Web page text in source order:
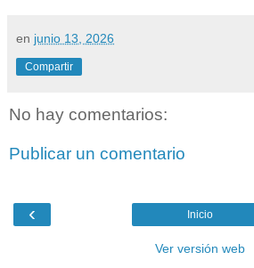
en junio 13, 2026
Compartir
No hay comentarios:
Publicar un comentario
‹ Inicio
Ver versión web